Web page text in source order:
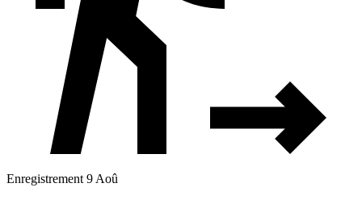
Enregistrement 9 Aoû